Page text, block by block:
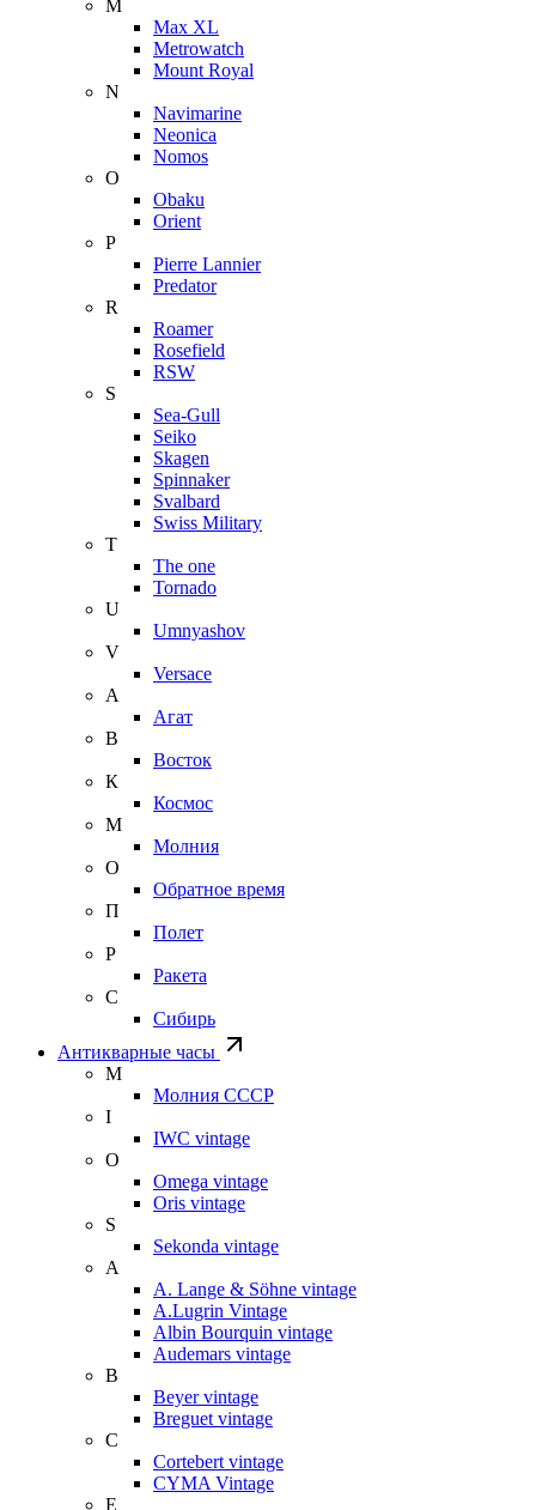
M
Max XL
Metrowatch
Mount Royal
N
Navimarine
Neonica
Nomos
O
Obaku
Orient
P
Pierre Lannier
Predator
R
Roamer
Rosefield
RSW
S
Sea-Gull
Seiko
Skagen
Spinnaker
Svalbard
Swiss Military
T
The one
Tornado
U
Umnyashov
V
Versace
А
Агат
В
Восток
К
Космос
М
Молния
О
Обратное время
П
Полет
Р
Ракета
С
Сибирь
Антикварные часы
М
Молния СССР
I
IWC vintage
O
Omega vintage
Oris vintage
S
Sekonda vintage
A
A. Lange & Söhne vintage
A.Lugrin Vintage
Albin Bourquin vintage
Audemars vintage
B
Beyer vintage
Breguet vintage
C
Cortebert vintage
CYMA Vintage
E